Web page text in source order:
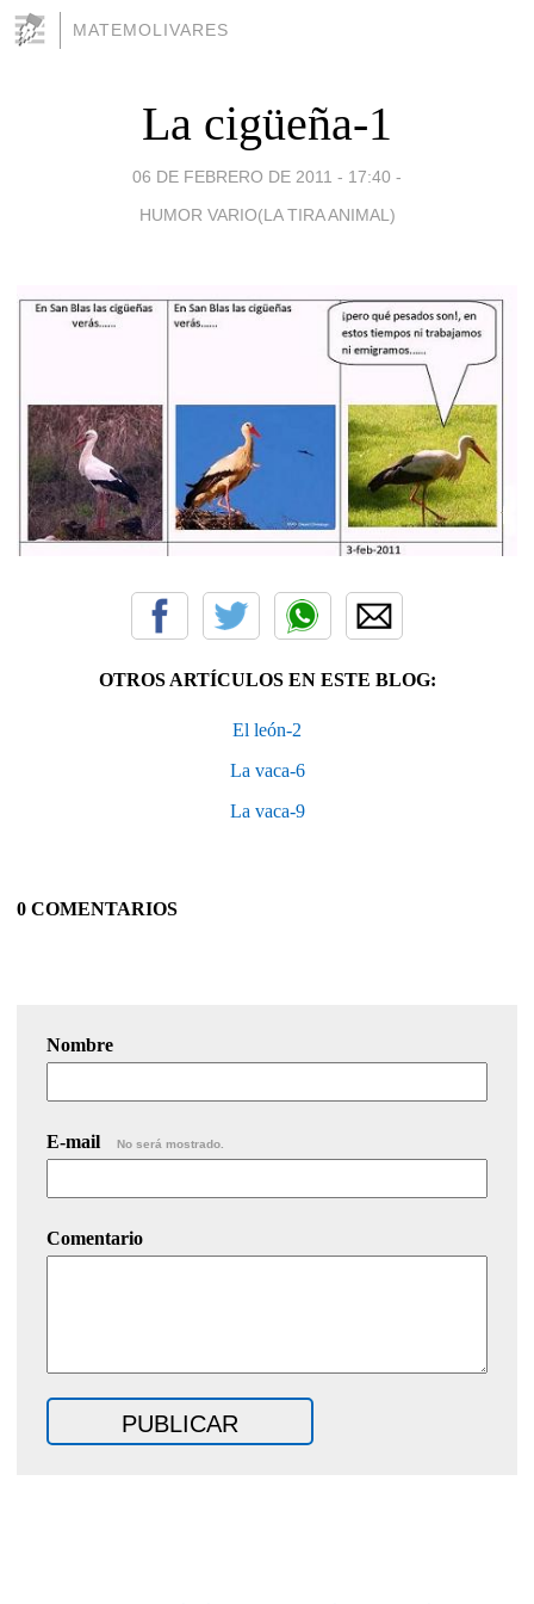
MATEMOLIVARES
La cigüeña-1
06 DE FEBRERO DE 2011 - 17:40 -
HUMOR VARIO(LA TIRA ANIMAL)
OTROS ARTÍCULOS EN ESTE BLOG:
El león-2
La vaca-6
La vaca-9
0 COMENTARIOS
Nombre
E-mail No será mostrado.
Comentario